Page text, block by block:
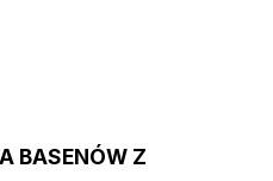
BASENÓW Z